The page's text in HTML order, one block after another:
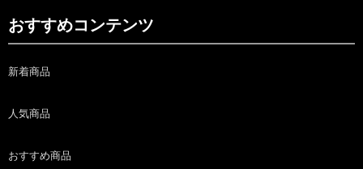
おすすめコンテンツ
新着商品
人気商品
おすすめ商品